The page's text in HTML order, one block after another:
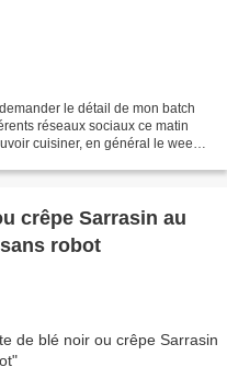
le détail de mon batch
réseaux sociaux ce matin
cuisiner, en général le week-
crêpe Sarrasin au
ou sans robot